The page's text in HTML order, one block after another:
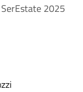
SerEstate 2025